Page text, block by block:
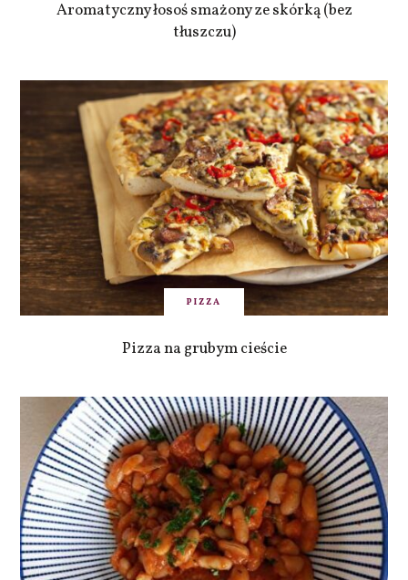
Aromatyczny łosoś smażony ze skórką (bez
tłuszczu)
PIZZA
Pizza na grubym cieście